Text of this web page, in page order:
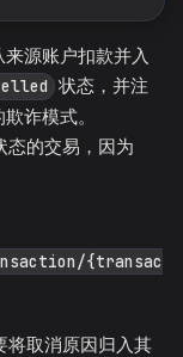
源账户扣款并入
状态，并注
诈模式。
的交易，因为
{transac
将取消原因归入其